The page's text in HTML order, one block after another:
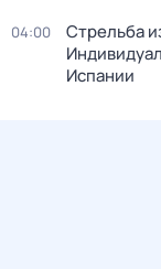
04:00
Стрельба
Испании